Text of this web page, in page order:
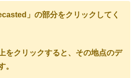
」の部分をクリックしてく
をクリックすると、その地点のデ
。